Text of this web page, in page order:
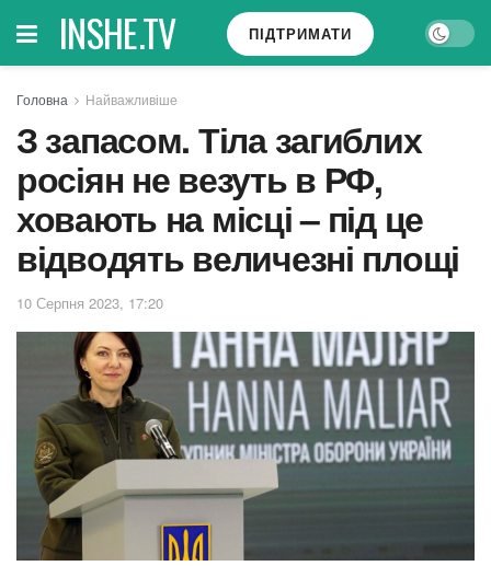
INSHE.TV ПІДТРИМАТИ
Головна Найважливіше
З запасом. Тіла загиблих
росіян не везуть в РФ,
ховають на місці – під це
відводять величезні площі
10 Серпня 2023, 17:20